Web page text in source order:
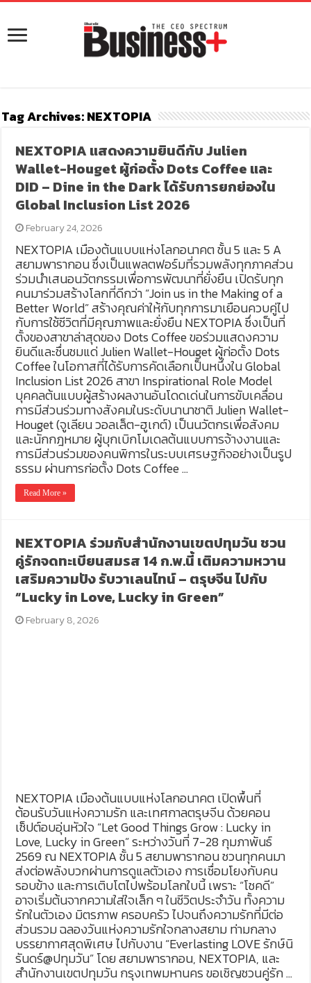
Tag Archives:NEXTOPIA
NEXTOPIA แสดงความยินดีกับ Julien
Wallet-Houget ผู้ก่อตั้ง Dots Coffee และ
DID – Dine in the Dark ได้รับการยกย่องใน
Global Inclusion List 2026
February 24, 2026
NEXTOPIA เมืองต้นแบบแห่งโลกอนาคต ชั้น 5 และ 5 A
สยามพารากอน ซึ่งเป็นแพลตฟอร์มที่รวมพลังทุกภาคส่วน
ร่วมนำเสนอนวัตกรรมเพื่อการพัฒนาที่ยั่งยืน เปิดรับทุก
คนมาร่วมสร้างโลกที่ดีกว่า “Join us in the Making of a
Better World” สร้างคุณค่าให้กับทุกการมาเยือนควบคู่ไป
กับการใช้ชีวิตที่มีคุณภาพและยั่งยืน NEXTOPIA ซึ่งเป็นที่
ตั้งของสาขาล่าสุดของ Dots Coffee ขอร่วมแสดงความ
ยินดีและชื่นชมแด่ Julien Wallet-Houget ผู้ก่อตั้ง Dots
Coffee ในโอกาสที่ได้รับการคัดเลือกเป็นหนึ่งใน Global
Inclusion List 2026 สาขา Inspirational Role Model
บุคคลต้นแบบผู้สร้างผลงานอันโดดเด่นในการขับเคลื่อน
การมีส่วนร่วมทางสังคมในระดับนานาชาติ Julien Wallet-
Houget (จูเลียน วอลเล็ต-ฮูเกต์) เป็นนวัตกรเพื่อสังคม
และนักกฎหมาย ผู้บุกเบิกโมเดลต้นแบบการจ้างงานและ
การมีส่วนร่วมของคนพิการในระบบเศรษฐกิจอย่างเป็นรูป
ธรรม ผ่านการก่อตั้ง Dots Coffee …
Read More »
NEXTOPIA ร่วมกับสำนักงานเขตปทุมวัน ชวน
คู่รักจดทะเบียนสมรส 14 ก.พ.นี้ เติมความหวาน
เสริมความปัง รับวาเลนไทน์ – ตรุษจีน ไปกับ
“Lucky in Love, Lucky in Green”
February 8, 2026
NEXTOPIA เมืองต้นแบบแห่งโลกอนาคต เปิดพื้นที่
ต้อนรับวันแห่งความรัก และเทศกาลตรุษจีน ด้วยคอน
เซ็ปต์อบอุ่นหัวใจ “Let Good Things Grow : Lucky in
Love, Lucky in Green” ระหว่างวันที่ 7-28 กุมภาพันธ์
2569 ณ NEXTOPIA ชั้น 5 สยามพารากอน ชวนทุกคนมา
ส่งต่อพลังบวกผ่านการดูแลตัวเอง การเชื่อมโยงกับคน
รอบข้าง และการเติบโตไปพร้อมโลกใบนี้ เพราะ “โชคดี”
อาจเริ่มต้นจากความใส่ใจเล็ก ๆ ในชีวิตประจำวัน ทั้งความ
รักในตัวเอง มิตรภาพ ครอบครัว ไปจนถึงความรักที่มีต่อ
ส่วนรวม ฉลองวันแห่งความรักใจกลางสยาม ท่ามกลาง
บรรยากาศสุดพิเศษ ไปกับงาน “Everlasting LOVE รักษ์นิ
รันดร์@ปทุมวัน” โดย สยามพารากอน, NEXTOPIA, และ
สำนักงานเขตปทุมวัน กรุงเทพมหานคร ขอเชิญชวนคู่รัก …